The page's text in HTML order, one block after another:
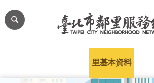
跳到主要內容區塊
里基本資料